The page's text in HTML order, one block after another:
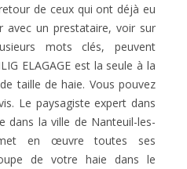
de ceux qui ont déjà eu
avec un prestataire, voir sur
mots clés, peuvent
ELAGAGE est la seule à la
taille de haie. Vous pouvez
Le paysagiste expert dans
dans la ville de Nanteuil-les-
en œuvre toutes ses
de votre haie dans le